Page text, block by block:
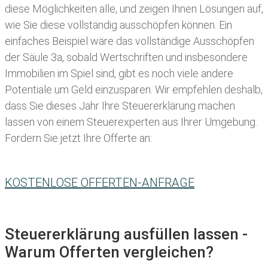
diese Möglichkeiten alle, und zeigen Ihnen Lösungen auf,
wie Sie diese vollständig ausschöpfen können. Ein
einfaches Beispiel wäre das vollständige Ausschöpfen
der Säule 3a, sobald Wertschriften und insbesondere
Immobilien im Spiel sind, gibt es noch viele andere
Potentiale um Geld einzusparen. Wir empfehlen deshalb,
dass Sie dieses Jahr Ihre Steuererklärung machen
lassen von einem Steuerexperten aus Ihrer Umgebung.
Fordern Sie jetzt Ihre Offerte an:
KOSTENLOSE OFFERTEN-ANFRAGE
Steuererklärung ausfüllen lassen -
Warum Offerten vergleichen?